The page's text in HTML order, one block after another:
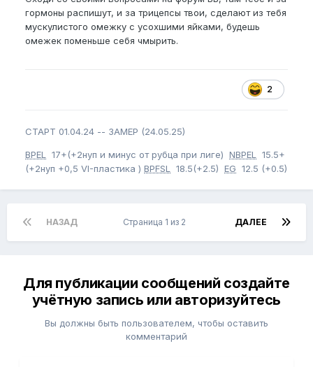
гормоны распишут, и за трицепсы твои, сделают из тебя
мускулистого омежку с усохшими яйками, будешь
омежек поменьше себя чмырить.
2
СТАРТ 01.04.24 -- ЗАМЕР (24.05.25)
BPEL 17+(+2нуп и минус от рубца при лиге) NBPEL
15.5+
(+2нуп +0,5 VI-пластика ) BPFSL 18.5(+2.5) EG 12.5 (+0.5)
НАЗАД ДАЛЕЕ
Страница 1 из 2
Для публикации сообщений создайте
учётную запись или авторизуйтесь
Вы должны быть пользователем, чтобы оставить
комментарий